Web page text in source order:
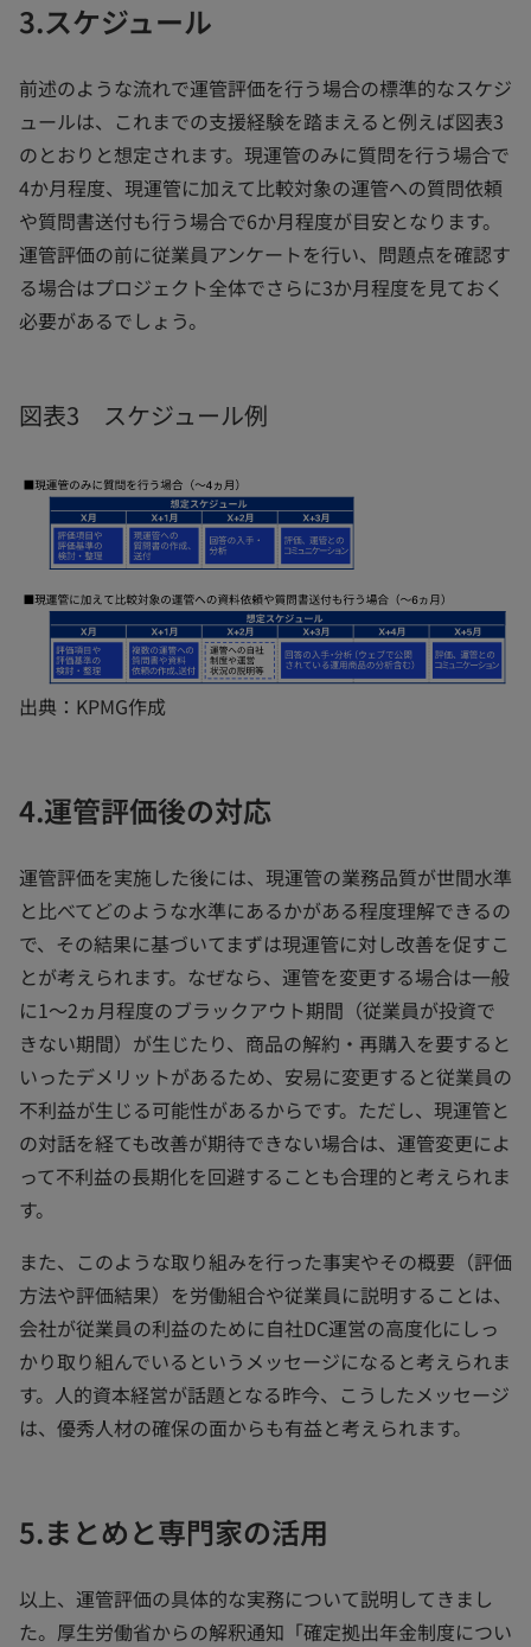
3.スケジュール
前述のような流れで運管評価を行う場合の標準的なスケジ
ュールは、これまでの支援経験を踏まえると例えば図表3
のとおりと想定されます。現運管のみに質問を行う場合で
4か月程度、現運管に加えて比較対象の運管への質問依頼
や質問書送付も行う場合で6か月程度が目安となります。
運管評価の前に従業員アンケートを行い、問題点を確認す
る場合はプロジェクト全体でさらに3か月程度を見ておく
必要があるでしょう。
図表3 スケジュール例
出典：KPMG作成
4.運管評価後の対応
運管評価を実施した後には、現運管の業務品質が世間水準
と比べてどのような水準にあるかがある程度理解できるの
で、その結果に基づいてまずは現運管に対し改善を促すこ
とが考えられます。なぜなら、運管を変更する場合は一般
に1～2ヵ月程度のブラックアウト期間（従業員が投資で
きない期間）が生じたり、商品の解約・再購入を要すると
いったデメリットがあるため、安易に変更すると従業員の
不利益が生じる可能性があるからです。ただし、現運管と
の対話を経ても改善が期待できない場合は、運管変更によ
って不利益の長期化を回避することも合理的と考えられま
す。
また、このような取り組みを行った事実やその概要（評価
方法や評価結果）を労働組合や従業員に説明することは、
会社が従業員の利益のために自社DC運営の高度化にしっ
かり取り組んでいるというメッセージになると考えられま
す。人的資本経営が話題となる昨今、こうしたメッセージ
は、優秀人材の確保の面からも有益と考えられます。
5.まとめと専門家の活用
以上、運管評価の具体的な実務について説明してきまし
た。厚生労働省からの解釈通知「確定拠出年金制度につい